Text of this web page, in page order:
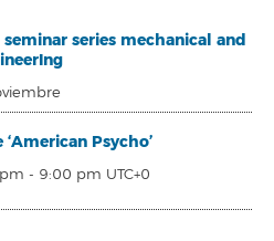
series mechanical and
Psycho’
- 9:00 pm UTC+0